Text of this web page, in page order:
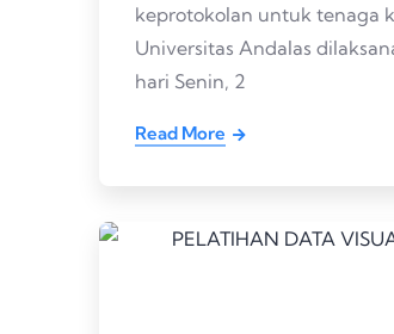
keprotokolan untuk tenaga
Universitas Andalas
hari Senin, 2
Read More